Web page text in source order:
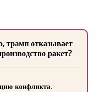
трамп отказывает
ракет?
конфликта.